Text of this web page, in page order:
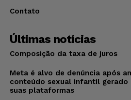
Contato
Últimas notícias
Composição da taxa de juros
Meta é alvo de denúncia após
conteúdo sexual infantil gerado
suas plataformas